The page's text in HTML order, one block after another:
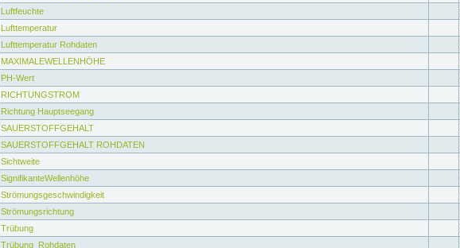
Luftfeuchte
Lufttemperatur
Lufttemperatur Rohdaten
MAXIMALEWELLENHÖHE
PH-Wert
RICHTUNGSTROM
Richtung Hauptseegang
SAUERSTOFFGEHALT
SAUERSTOFFGEHALT ROHDATEN
Sichtweite
SignifikanteWellenhöhe
Strömungsgeschwindigkeit
Strömungsrichtung
Trübung
Trübung_Rohdaten